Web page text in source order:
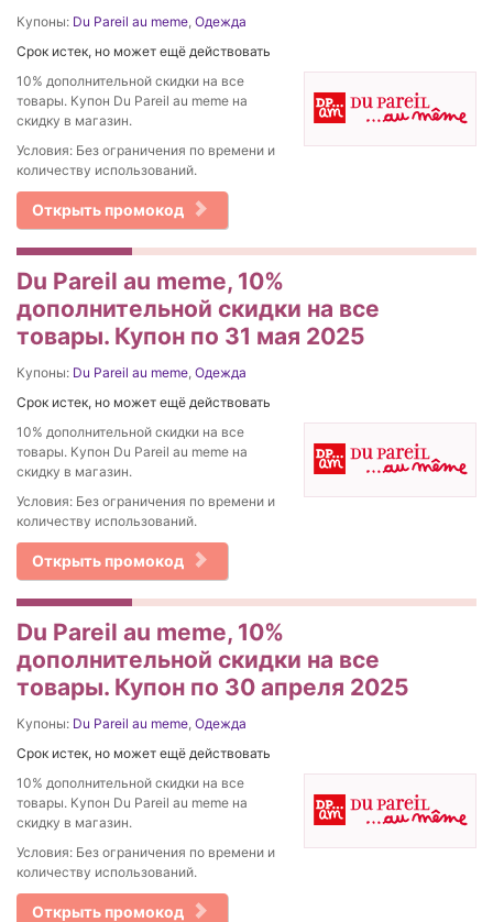
Купоны: Du Pareil au meme, Одежда
Срок истек, но может ещё действовать
10% дополнительной скидки на все
товары. Купон Du Pareil au meme на
скидку в магазин.
Условия: Без ограничения по времени и
количеству использований.
Открыть промокод
Du Pareil au meme, 10%
дополнительной скидки на все
товары. Купон по 31 мая 2025
Купоны: Du Pareil au meme, Одежда
Срок истек, но может ещё действовать
10% дополнительной скидки на все
товары. Купон Du Pareil au meme на
скидку в магазин.
Условия: Без ограничения по времени и
количеству использований.
Открыть промокод
Du Pareil au meme, 10%
дополнительной скидки на все
товары. Купон по 30 апреля 2025
Купоны: Du Pareil au meme, Одежда
Срок истек, но может ещё действовать
10% дополнительной скидки на все
товары. Купон Du Pareil au meme на
скидку в магазин.
Условия: Без ограничения по времени и
количеству использований.
Открыть промокод